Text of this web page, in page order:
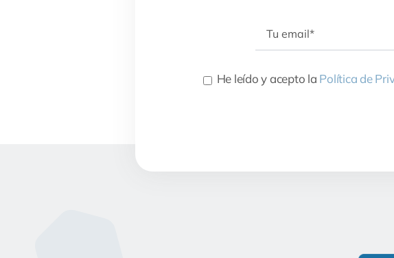
He leído y acepto la Política de